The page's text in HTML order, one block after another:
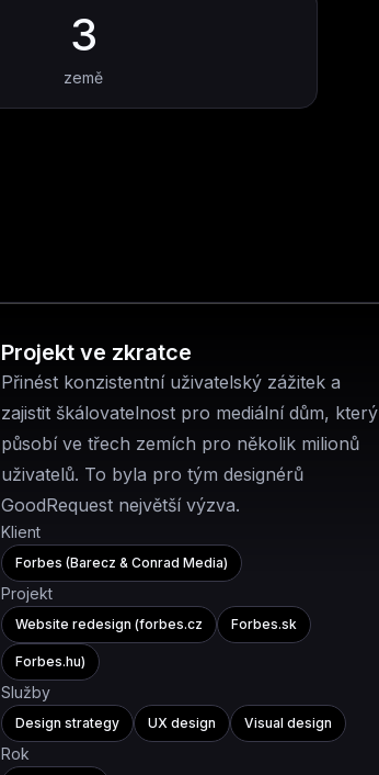
3
země
Projekt ve zkratce
Přinést konzistentní uživatelský zážitek a
zajistit škálovatelnost pro mediální dům, který
působí ve třech zemích pro několik milionů
uživatelů. To byla pro tým designérů
GoodRequest největší výzva.
Klient
Forbes (Barecz & Conrad Media)
Projekt
Website redesign (forbes.cz Forbes.sk
Forbes.hu)
Služby
Design strategy UX design Visual design
Rok